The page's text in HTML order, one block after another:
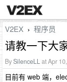
V2EX › 程序员
请教一下大
BySilenceLLat Apr
目前有 web 端，